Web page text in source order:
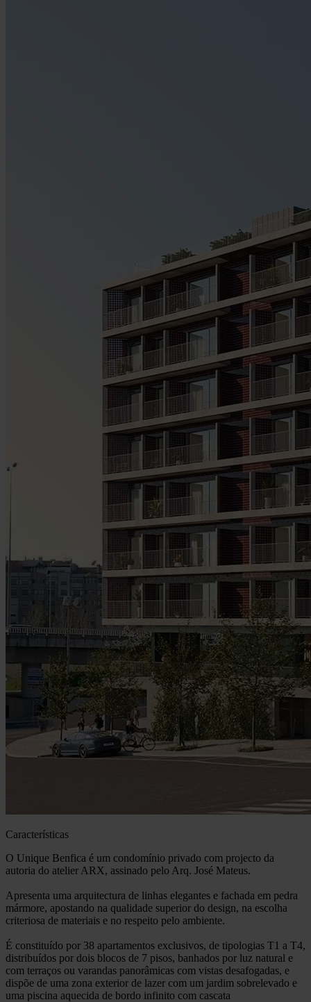
Características
O Unique Benfica é um condomínio privado com projecto da
autoria do atelier ARX, assinado pelo Arq. José Mateus.
Apresenta uma arquitectura de linhas elegantes e fachada em pedra
mármore, apostando na qualidade superior do design, na escolha
criteriosa de materiais e no respeito pelo ambiente.
É constituído por 38 apartamentos exclusivos, de tipologias T1 a T4,
distribuídos por dois blocos de 7 pisos, banhados por luz natural e
com terraços ou varandas panorâmicas com vistas desafogadas, e
dispõe de uma zona exterior de lazer com um jardim sobrelevado e
uma piscina aquecida de bordo infinito com cascata